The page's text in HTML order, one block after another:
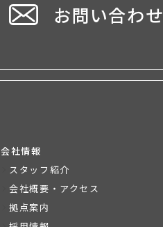
お問い合わせ
会社情報
スタッフ紹介
会社概要・アクセス
拠点案内